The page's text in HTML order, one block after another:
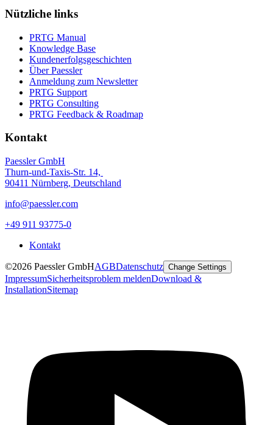
Nützliche links
PRTG Manual
Knowledge Base
Kundenerfolgsgeschichten
Über Paessler
Anmeldung zum Newsletter
PRTG Support
PRTG Consulting
PRTG Feedback & Roadmap
Kontakt
Paessler GmbH
Thurn-und-Taxis-Str. 14,
90411 Nürnberg, Deutschland
info@paessler.com
+49 911 93775-0
Kontakt
©2026 Paessler GmbHAGBDatenschutz Change Settings
ImpressumSicherheitsproblem meldenDownload &
InstallationSitemap